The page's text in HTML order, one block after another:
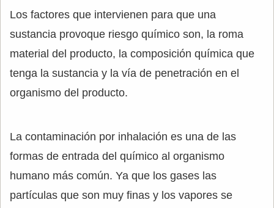
Los factores que intervienen para que una
sustancia provoque riesgo químico son, la roma
material del producto, la composición química que
tenga la sustancia y la vía de penetración en el
organismo del producto.
La contaminación por inhalación es una de las
formas de entrada del químico al organismo
humano más común. Ya que los gases las
partículas que son muy finas y los vapores se